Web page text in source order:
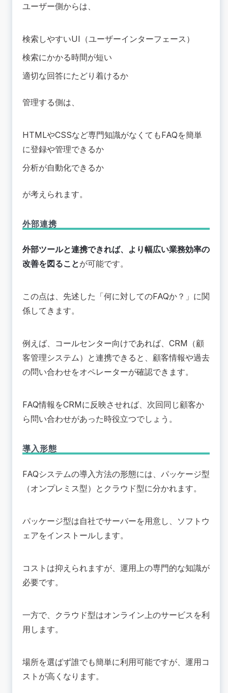
ユーザー側からは、
検索しやすいUI（ユーザーインターフェース）
検索にかかる時間が短い
適切な回答にたどり着けるか
管理する側は、
HTMLやCSSなど専門知識がなくてもFAQを簡単
に登録や管理できるか
分析が自動化できるか
が考えられます。
外部連携
外部ツールと連携できれば、より幅広い業務効率の
改善を図ることが可能です。
この点は、先述した「何に対してのFAQか？」に関
係してきます。
例えば、コールセンター向けであれば、CRM（顧
客管理システム）と連携できると、顧客情報や過去
の問い合わせをオペレーターが確認できます。
FAQ情報をCRMに反映させれば、次回同じ顧客か
ら問い合わせがあった時役立つでしょう。
導入形態
FAQシステムの導入方法の形態には、パッケージ型
（オンプレミス型）とクラウド型に分かれます。
パッケージ型は自社でサーバーを用意し、ソフトウ
ェアをインストールします。
コストは抑えられますが、運用上の専門的な知識が
必要です。
一方で、クラウド型はオンライン上のサービスを利
用します。
場所を選ばず誰でも簡単に利用可能ですが、運用コ
ストが高くなります。